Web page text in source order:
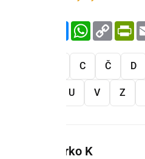
FacebookMessenger
WhatsApp
Copy
Link
C Č D
U V Z
besed na črko K